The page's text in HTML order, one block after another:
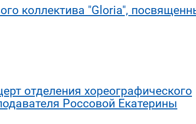
коллектива "Gloria",
отделения хореографического
Россовой Екатерины